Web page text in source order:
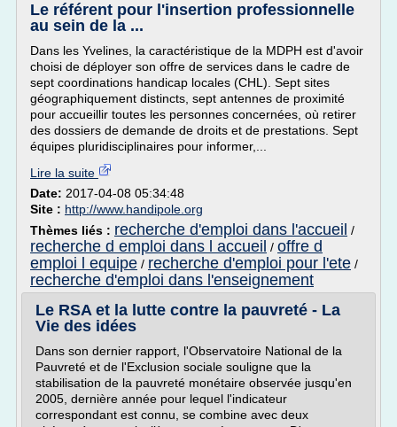
Le référent pour l'insertion professionnelle
au sein de la ...
Dans les Yvelines, la caractéristique de la MDPH est d'avoir
choisi de déployer son offre de services dans le cadre de
sept coordinations handicap locales (CHL). Sept sites
géographiquement distincts, sept antennes de proximité
pour accueillir toutes les personnes concernées, où retirer
des dossiers de demande de droits et de prestations. Sept
équipes pluridisciplinaires pour informer,...
Lire la suite
Date: 2017-04-08 05:34:48
Site : http://www.handipole.org
Thèmes liés : recherche d'emploi dans l'accueil /
recherche d emploi dans l accueil / offre d
emploi l equipe / recherche d'emploi pour l'ete /
recherche d'emploi dans l'enseignement
Le RSA et la lutte contre la pauvreté - La
Vie des idées
Dans son dernier rapport, l'Observatoire National de la
Pauvreté et de l'Exclusion sociale souligne que la
stabilisation de la pauvreté monétaire observée jusqu'en
2005, dernière année pour lequel l'indicateur
correspondant est connu, se combine avec deux